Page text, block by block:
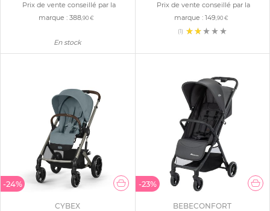
Prix de vente conseillé par la
marque :388,90 €
En stock
Prix de vente conseillé par la
marque : 149,90 €
(1)
-24%
CYBEX
-23%
BEBECONFORT